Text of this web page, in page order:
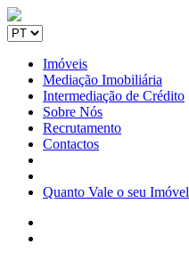
Imóveis
Mediação Imobiliária
Intermediação de Crédito
Sobre Nós
Recrutamento
Contactos
Quanto Vale o seu Imóvel